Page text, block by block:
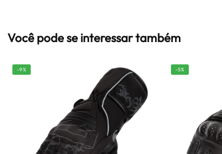
Você pode se interessar também
-9% -5%